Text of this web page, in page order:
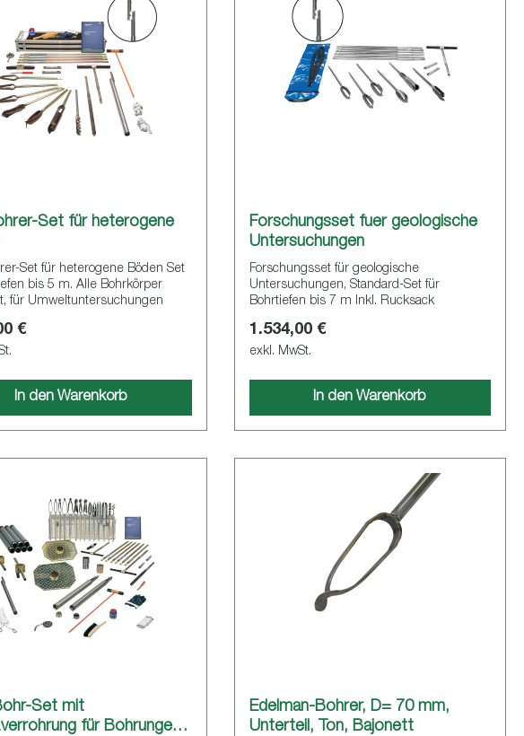
Set für heterogene
Set für heterogene Böden Set
bis 5 m. Alle Bohrkörper
für Umweltuntersuchungen
€
In den Warenkorb
Forschungsset fuer geologische
Untersuchungen
Forschungsset für geologische
Untersuchungen, Standard-Set für
Bohrtiefen bis 7 m Inkl. Rucksack
1.534,00 €
exkl. MwSt.
In den Warenkorb
Set mit
für Bohrungen
Edelman-Bohrer, D= 70 mm,
Unterteil, Ton, Bajonett